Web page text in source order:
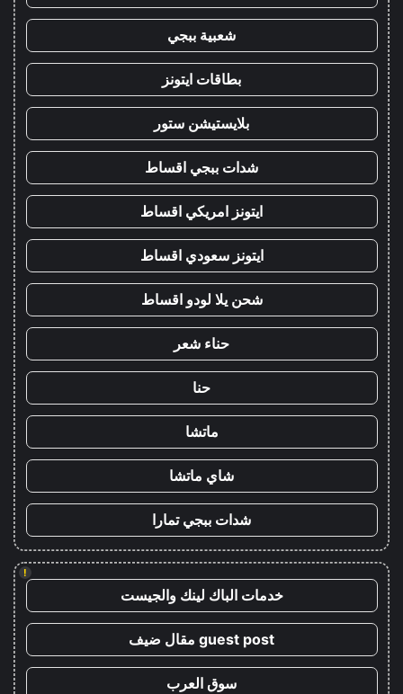
شعبية ببجي
بطاقات ايتونز
بلايستيشن ستور
شدات ببجي اقساط
ايتونز امريكي اقساط
ايتونز سعودي اقساط
شحن يلا لودو اقساط
حناء شعر
حنا
ماتشا
شاي ماتشا
شدات ببجي تمارا
!
خدمات الباك لينك والجيست
guest post مقال ضيف
سوق العرب